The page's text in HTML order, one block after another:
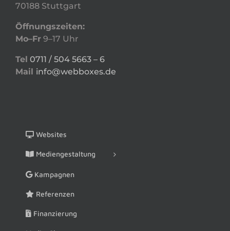
70188 Stuttgart
Öffnungszeiten:
Mo–Fr 9–17 Uhr
Tel 0711 / 504 5663 – 6
Mail info@webboxes.de
Websites
Mediengestaltung
Kampagnen
Referenzen
Finanzierung